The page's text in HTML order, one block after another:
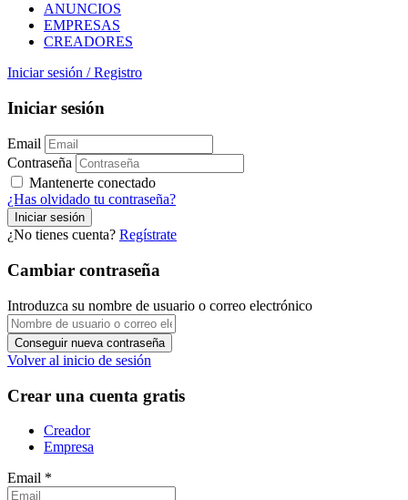
ANUNCIOS
EMPRESAS
CREADORES
Iniciar sesión / Registro
Iniciar sesión
Email
Contraseña
Mantenerte conectado
¿Has olvidado tu contraseña?
¿No tienes cuenta? Regístrate
Cambiar contraseña
Introduzca su nombre de usuario o correo electrónico
Volver al inicio de sesión
Crear una cuenta gratis
Creador
Empresa
Email *